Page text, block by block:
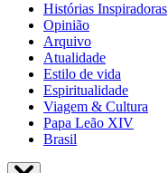
Histórias Inspiradoras
Opinião
Arquivo
Atualidade
Estilo de vida
Espiritualidade
Viagem & Cultura
Papa Leão XIV
Brasil